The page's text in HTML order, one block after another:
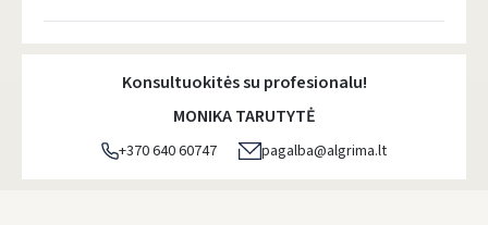
Konsultuokitės su profesionalu!
MONIKA TARUTYTĖ
+370 640 60747 pagalba@algrima.lt